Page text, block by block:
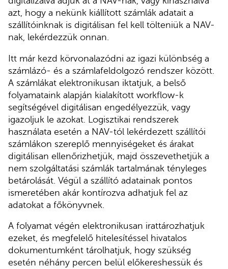
azt, hogy a nekünk kiállított számlák adatait a
szállítóinknak is digitálisan fel kell tölteniük a NAV-
nak, lekérdezzük onnan.
Itt már kezd körvonalazódni az igazi különbség a
számlázó- és a számlafeldolgozó rendszer között.
A számlákat elektronikusan iktatjuk, a belső
folyamataink alapján kialakított workflow-k
segítségével digitálisan engedélyezzük, vagy
igazoljuk le azokat. Logisztikai rendszerek
használata esetén a NAV-tól lekérdezett szállítói
számlákon szereplő mennyiségeket és árakat
digitálisan ellenőrizhetjük, majd összevethetjük a
nem szolgáltatási számlák tartalmának tényleges
betárolását. Végül a szállító adatainak pontos
ismeretében akár kontírozva adhatjuk fel az
adatokat a főkönyvnek.
A folyamat végén elektronikusan irattározhatjuk
ezeket, és megfelelő hitelesítéssel hivatalos
dokumentumként tárolhatjuk, hogy szükség
esetén néhány percen belül előkereshessük és